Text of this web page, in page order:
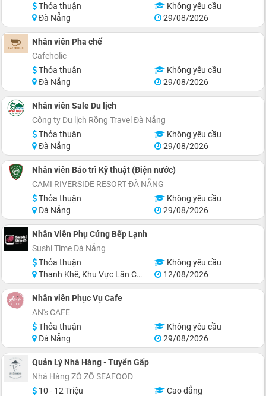
Thỏa thuận
Không yêu cầu
Đà Nẵng
29/08/2026
Nhân viên Pha chế
Cafeholic
Thỏa thuận
Không yêu cầu
Đà Nẵng
29/08/2026
Nhân viên Sale Du lịch
Công ty Du lịch Rồng Travel Đà Nẵng
Thỏa thuận
Không yêu cầu
Đà Nẵng
29/08/2026
Nhân viên Bảo trì Kỹ thuật (Điện nước)
CAMI RIVERSIDE RESORT ĐÀ NẴNG
Thỏa thuận
Không yêu cầu
Đà Nẵng
29/08/2026
Nhân Viên Phụ Cứng Bếp Lạnh
Sushi Time Đà Nẵng
Thỏa thuận
Không yêu cầu
Thanh Khê, Khu Vực Lân Cận Đà Nẵng
12/08/2026
Nhân viên Phục Vụ Cafe
AN's CAFE
Thỏa thuận
Không yêu cầu
Đà Nẵng
29/08/2026
Quản Lý Nhà Hàng - Tuyển Gấp
Nhà Hàng ZÔ ZÔ SEAFOOD
10 - 12 Triệu
Cao đẳng